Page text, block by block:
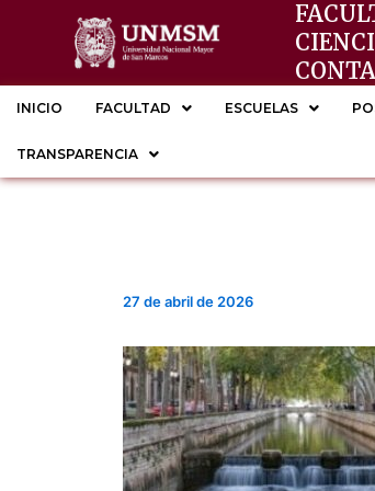
contenido
INICIO FACULTAD ESCUELAS
TRANSPARENCIA
27 de abril de 2026